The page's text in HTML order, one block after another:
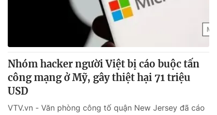
Nhóm hacker người Việt bị cáo buộc tấn
công mạng ở Mỹ, gây thiệt hại 71 triệu
USD
VTV.vn - Văn phòng công tố quận New Jersey đã cáo